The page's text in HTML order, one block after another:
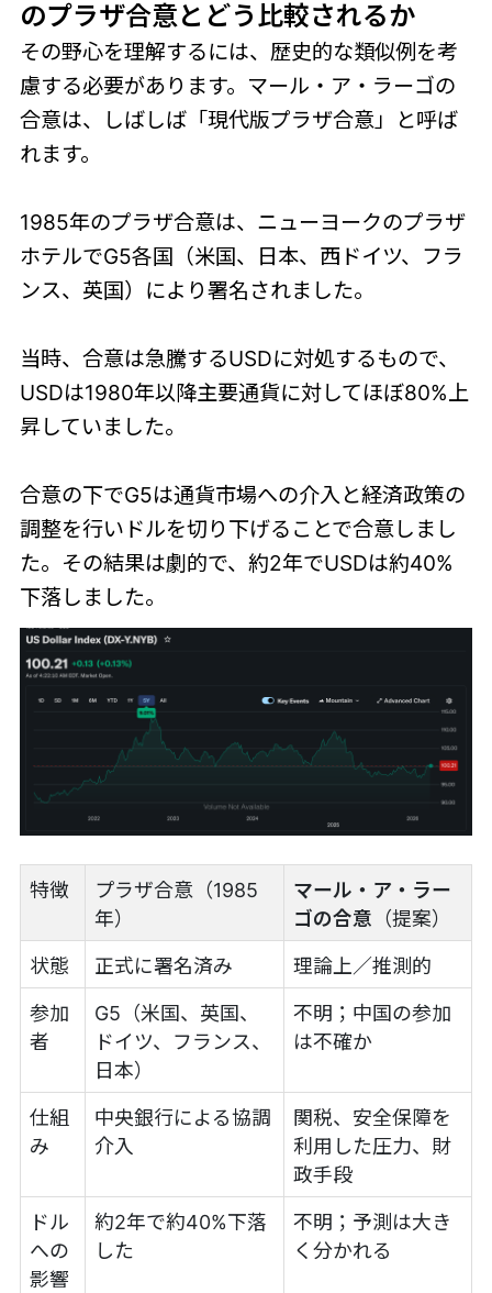
のプラザ合意とどう比較されるか
その野心を理解するには、歴史的な類似例を考
慮する必要があります。マール・ア・ラーゴの
合意は、しばしば「現代版プラザ合意」と呼ば
れます。
1985年のプラザ合意は、ニューヨークのプラザ
ホテルでG5各国（米国、日本、西ドイツ、フラ
ンス、英国）により署名されました。
当時、合意は急騰するUSDに対処するもので、
USDは1980年以降主要通貨に対してほぼ80%上
昇していました。
合意の下でG5は通貨市場への介入と経済政策の
調整を行いドルを切り下げることで合意しまし
た。その結果は劇的で、約2年でUSDは約40%
下落しました。
特徴
プラザ合意（1985
年）
マール・ア・ラー
ゴの合意 （提案）
状態 正式に署名済み 理論上／推測的
参加
者
G5（米国、英国、
ドイツ、フランス、
日本）
不明；中国の参加
は不確か
仕組
み
中央銀行による協調
介入
関税、安全保障を
利用した圧力、財
政手段
ドル
への
影響
約2年で約40%下落
した
不明；予測は大き
く分かれる